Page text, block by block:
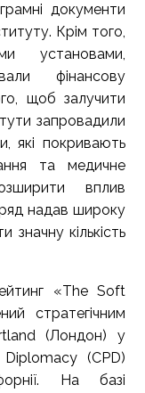
документи
Крім того,
установами,
фінансову
щоб залучити
запровадили
які покривають
та медичне
вплив
надав широку
кількість
«The Soft
стратегічним
(Лондон) у
(CPD)
На базі